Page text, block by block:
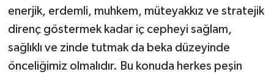
enerjik, erdemli, muhkem, müteyakkız ve stratejik
direnç göstermek kadar iç cepheyi sağlam,
sağlıklı ve zinde tutmak da beka düzeyinde
önceliğimiz olmalıdır. Bu konuda herkes peşin